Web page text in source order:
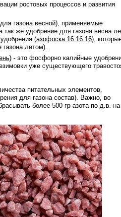
ростовых процессов и развития
газона весной), применяемые
так же удобрение для газона весна
(азофоска 16:16:16),
летом).
) - это фосфорно калийные
уже существующего
питательных элементов,
для газона состав). Важно, во
более 500 гр азота по д.в.